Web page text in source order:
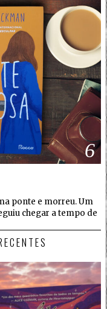
6
ponte e morreu. Um
chegar a tempo de